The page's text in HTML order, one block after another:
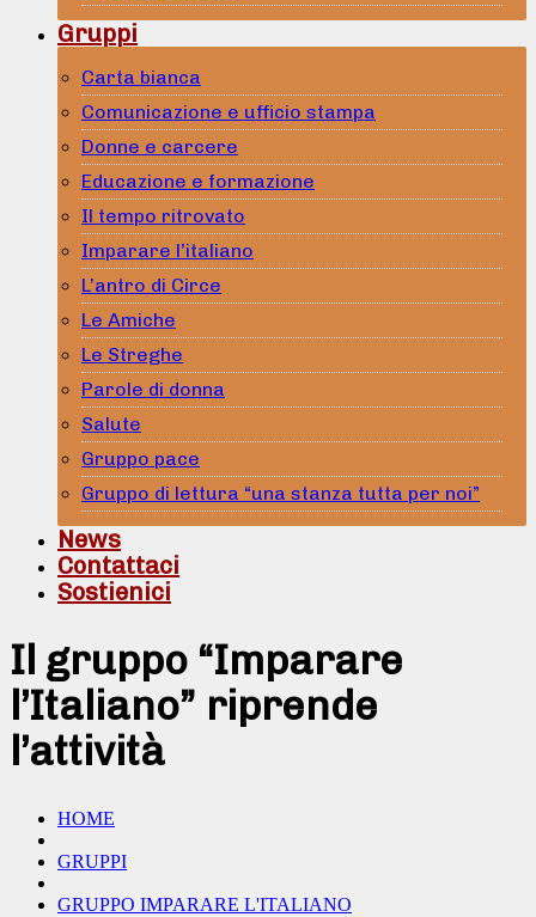
Gruppi
Carta bianca
Comunicazione e ufficio stampa
Donne e carcere
Educazione e formazione
Il tempo ritrovato
Imparare l’italiano
L’antro di Circe
Le Amiche
Le Streghe
Parole di donna
Salute
Gruppo pace
Gruppo di lettura “una stanza tutta per noi”
News
Contattaci
Sostienici
Il gruppo “Imparare
l’Italiano” riprende
l’attività
HOME
GRUPPI
GRUPPO IMPARARE L'ITALIANO